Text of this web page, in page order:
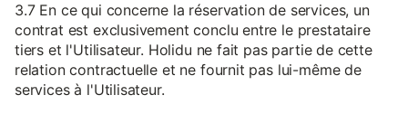
3.7 En ce qui concerne la réservation de services, un
contrat est exclusivement conclu entre le prestataire
tiers et l'Utilisateur. Holidu ne fait pas partie de cette
relation contractuelle et ne fournit pas lui-même de
services à l'Utilisateur.